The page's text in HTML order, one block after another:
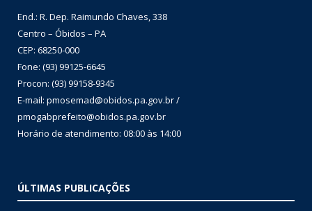
End.: R. Dep. Raimundo Chaves, 338
Centro – Óbidos – PA
CEP: 68250-000
Fone: (93) 99125-6645
Procon: (93) 99158-9345
E-mail: pmosemad@obidos.pa.gov.br /
pmogabprefeito@obidos.pa.gov.br
Horário de atendimento: 08:00 às 14:00
ÚLTIMAS PUBLICAÇÕES